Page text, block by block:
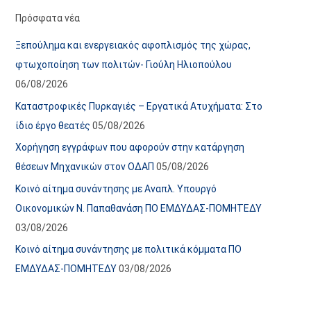
α
ρ
ή
σ
ε
ω
ν
ε
ρ
ρ
ω
ν
ι
σ
τ
ο
χ
ώ
Πρόσφατα νέα
Ξεπούλημα και ενεργειακός αφοπλισμός της χώρας,
φτωχοποίηση των πολιτών- Γιούλη Ηλιοπούλου
06/08/2026
Καταστροφικές Πυρκαγιές – Εργατικά Ατυχήματα: Στο
ίδιο έργο θεατές 05/08/2026
Χορήγηση εγγράφων που αφορούν στην κατάργηση
θέσεων Μηχανικών στον ΟΔΑΠ 05/08/2026
Κοινό αίτημα συνάντησης με Αναπλ. Υπουργό
Οικονομικών Ν. Παπαθανάση ΠΟ ΕΜΔΥΔΑΣ-ΠΟΜΗΤΕΔΥ
03/08/2026
Κοινό αίτημα συνάντησης με πολιτικά κόμματα ΠΟ
ΕΜΔΥΔΑΣ-ΠΟΜΗΤΕΔΥ03/08/2026